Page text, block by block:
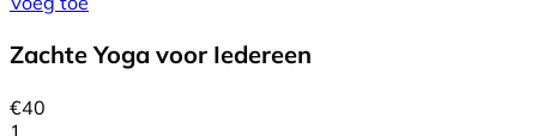
Zachte Yoga voor Iedereen
€40